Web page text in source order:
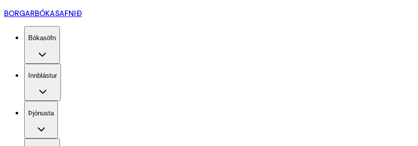
BORGARBÓKASAFNIÐ
Bókasöfn
Innblástur
Þjónusta